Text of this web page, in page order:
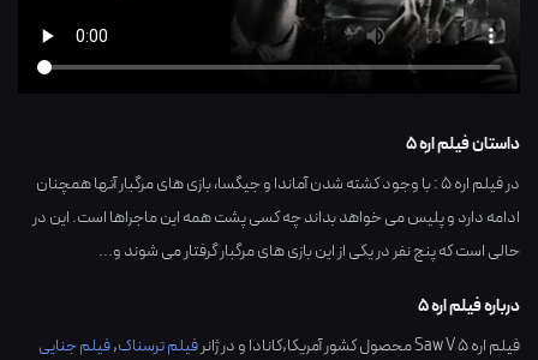
داستان فیلم اره 5
در فیلم اره 5 : با وجود کشته شدن آماندا و جیگسا، بازی های مرگبار آنها همچنان
ادامه دارد و پلیس می خواهد بداند چه کسی پشت همه این ماجراها است. این در
حالی است که پنج نفر در یکی از این بازی های مرگبار گرفتار می شوند و...
درباره فیلم اره 5
فیلم اره 5 Saw V محصول کشور آمریکا,کاناداو در ژانرفیلم ترسناک,فیلم جنایی